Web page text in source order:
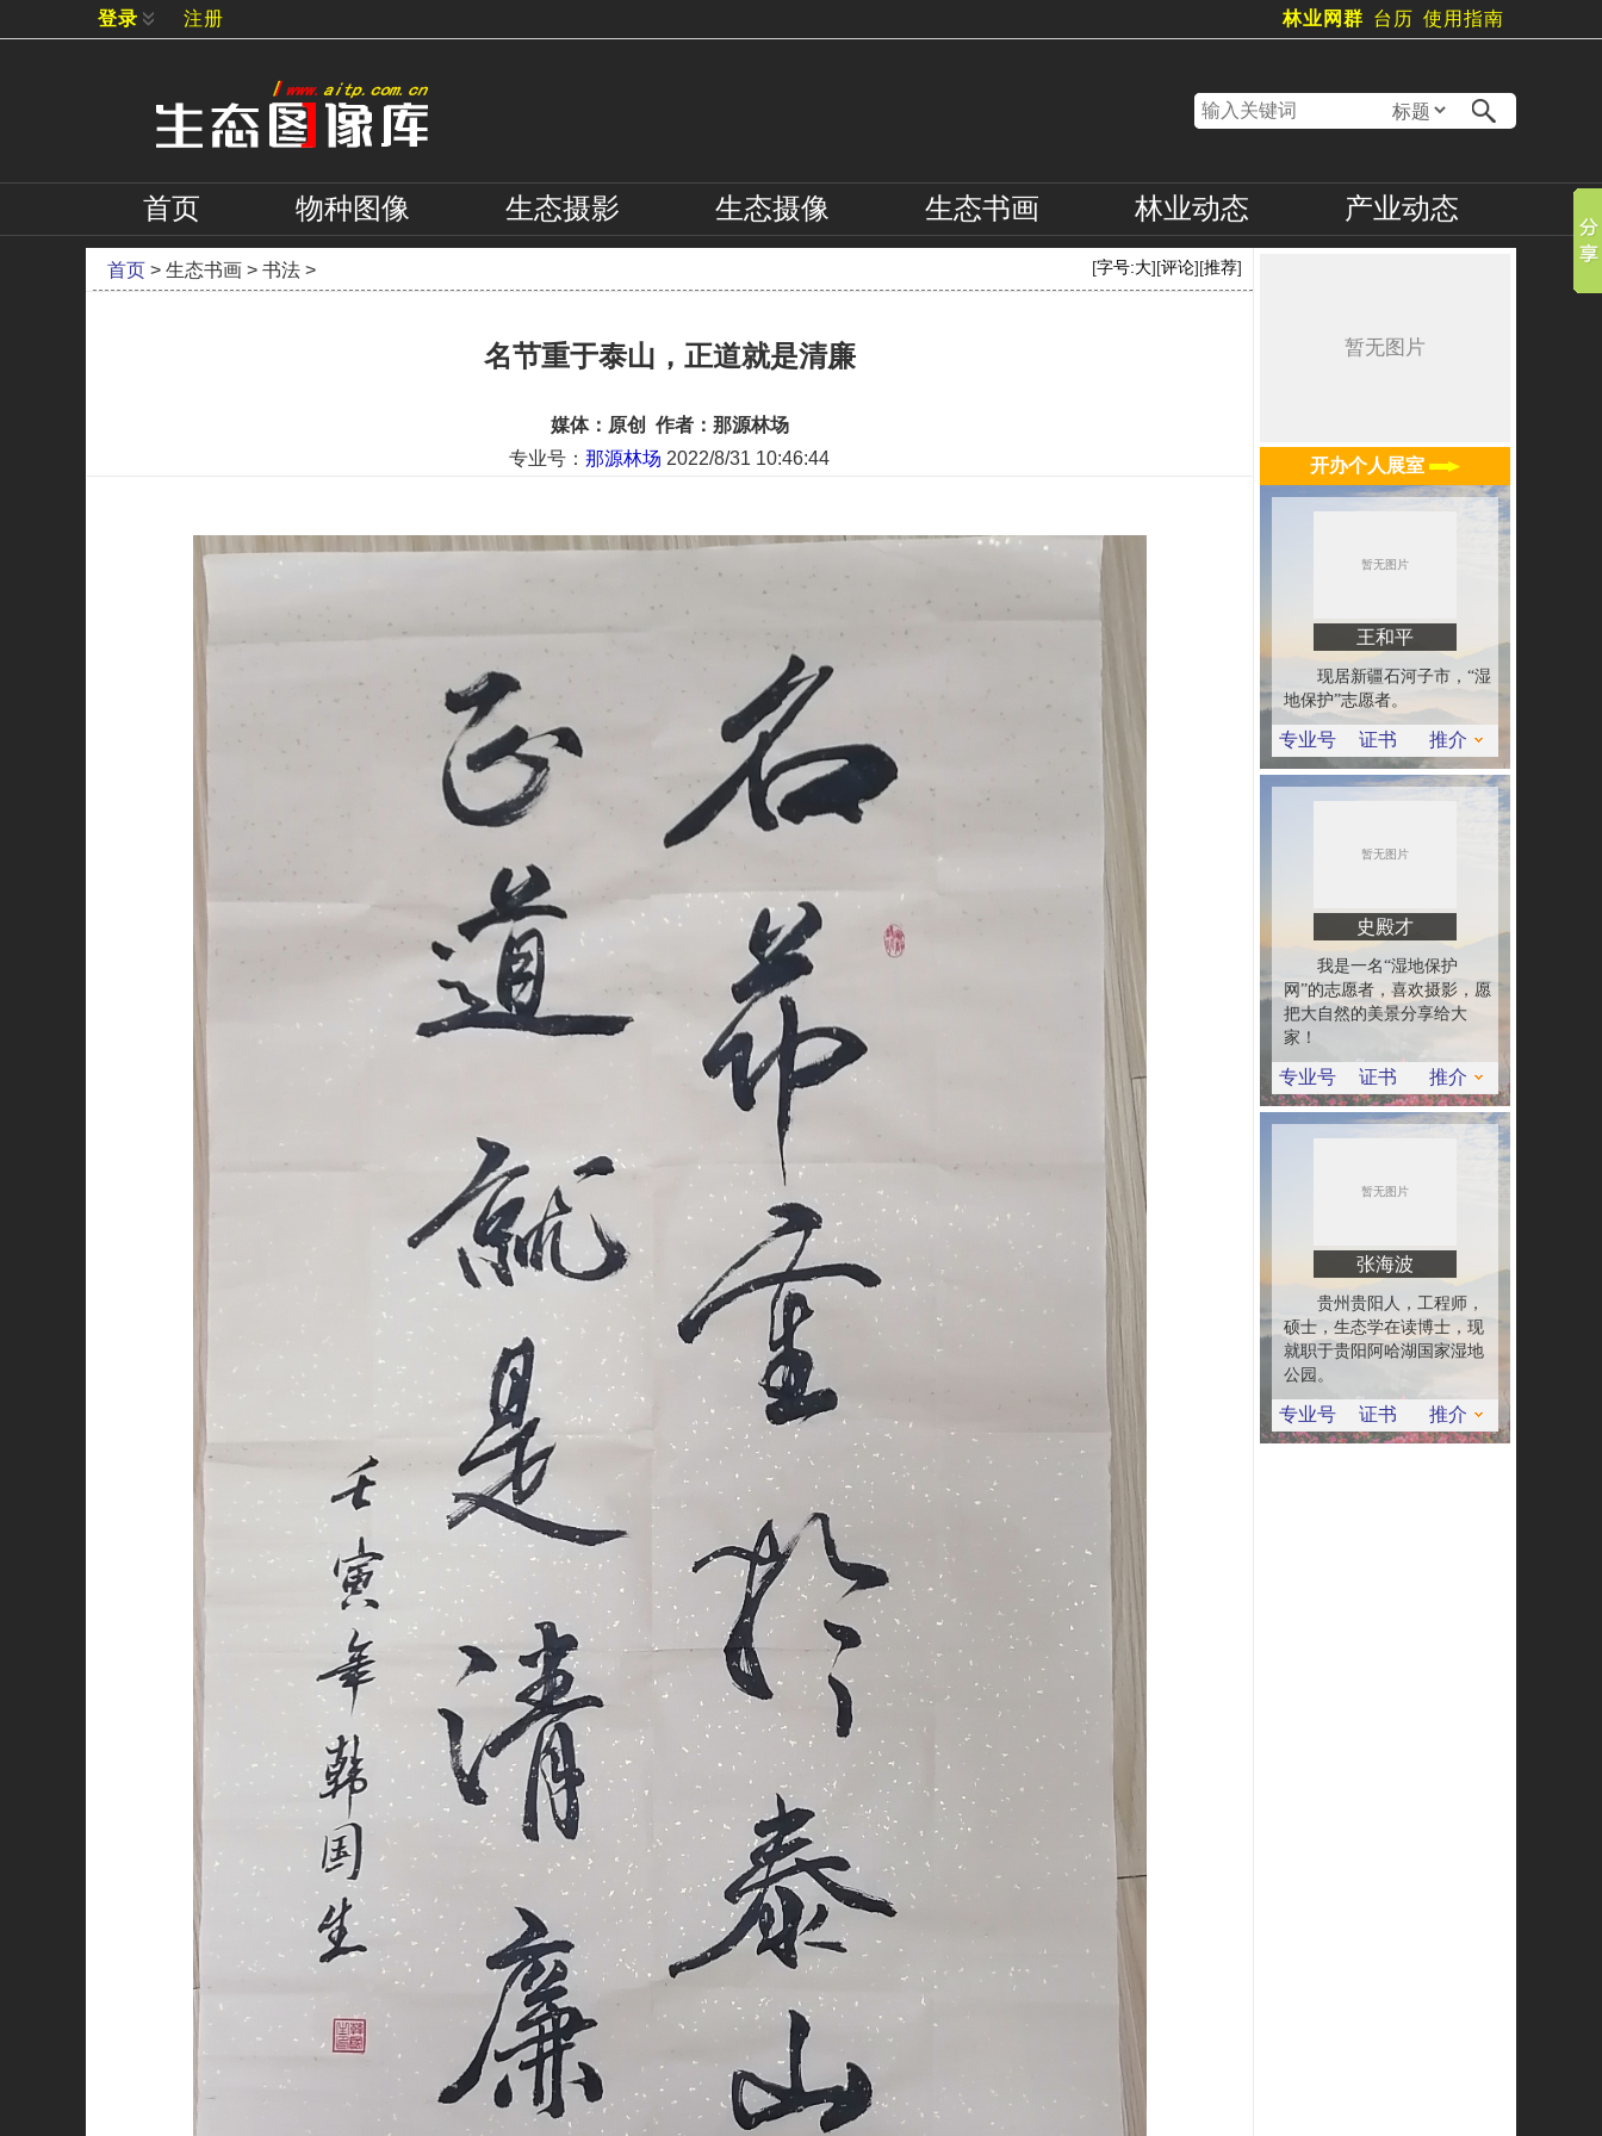
登录 注册 林业网群 台历 使用指南
首页 物种图像 生态摄影 生态摄像 生态书画 林业动态 产业动态
首页 > 生态书画 > 书法 > [字号:大][评论][推荐]
名节重于泰山，正道就是清廉
媒体：原创 作者：那源林场
专业号： 那源林场 2022/8/31 10:46:44 开办个人展室
王和平
现居新疆石河子市，“湿
地保护”志愿者。
专业号 证书 推介
史殿才
我是一名“湿地保护
网”的志愿者，喜欢摄影，愿
把大自然的美景分享给大
家！
专业号 证书 推介
张海波
贵州贵阳人，工程师，
硕士，生态学在读博士，现
就职于贵阳阿哈湖国家湿地
公园。
专业号 证书 推介